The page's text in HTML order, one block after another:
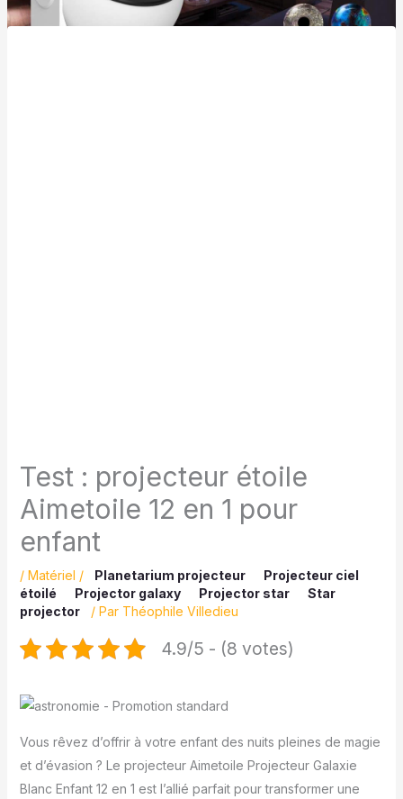
Test : projecteur étoile
Aimetoile 12 en 1 pour
enfant
/ Matériel / Planetarium projecteur
Projecteur ciel
étoilé
Projector galaxy Projector star
Star
projector
/ Par Théophile Villedieu
4.9/5 - (8 votes)
Vous rêvez d’offrir à votre enfant des nuits pleines de magie
et d’évasion ? Le projecteur Aimetoile Projecteur Galaxie
Blanc Enfant 12 en 1 est l’allié parfait pour transformer une